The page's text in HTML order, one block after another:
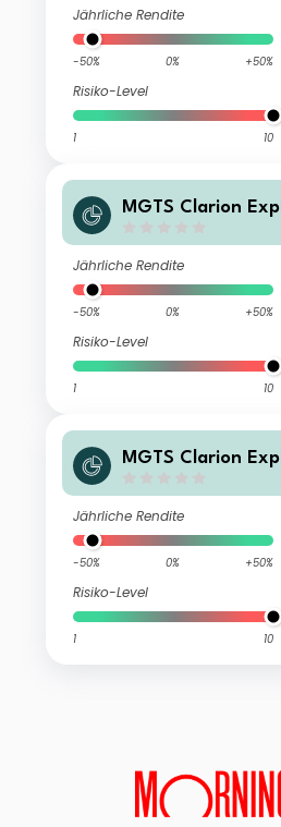
Jährliche Rendite
-50% 0% +50%
Risiko-Level
1 10
MGTS Clarion
Jährliche Rendite
-50% 0% +50%
Risiko-Level
1 10
MGTS Clarion
Jährliche Rendite
-50% 0% +50%
Risiko-Level
1 10